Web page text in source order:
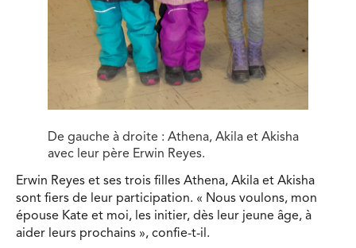
De gauche à droite : Athena, Akila et Akisha
avec leur père Erwin Reyes.
Erwin Reyes et ses trois filles Athena, Akila et Akisha
sont fiers de leur participation. « Nous voulons, mon
épouse Kate et moi, les initier, dès leur jeune âge, à
aider leurs prochains », confie-t-il.